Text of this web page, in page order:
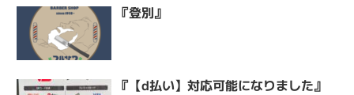
『登別』
『【d払い】対応可能になりました』